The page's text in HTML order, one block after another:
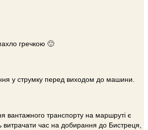
гречкою 🙂
у струмку перед виходом до машини.
вантажного транспорту на маршруті є
витрачати час на добирання до Бистреця,